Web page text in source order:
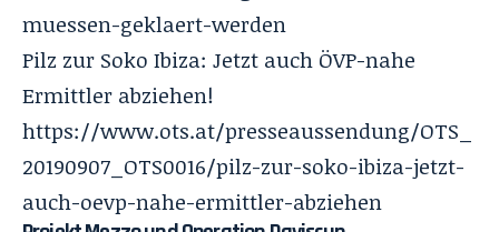
muessen-geklaert-werden
Pilz zur Soko Ibiza: Jetzt auch ÖVP-nahe
Ermittler abziehen!
https://www.ots.at/presseaussendung/OTS_
20190907_OTS0016/pilz-zur-soko-ibiza-jetzt-
auch-oevp-nahe-ermittler-abziehen